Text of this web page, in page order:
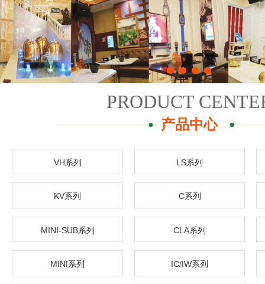
PRODUCT
产品中心
VH系列 LS系列
KV系列 C系列
MINI-SUB系列 CLA系列
MINI系列 IC/IW系列